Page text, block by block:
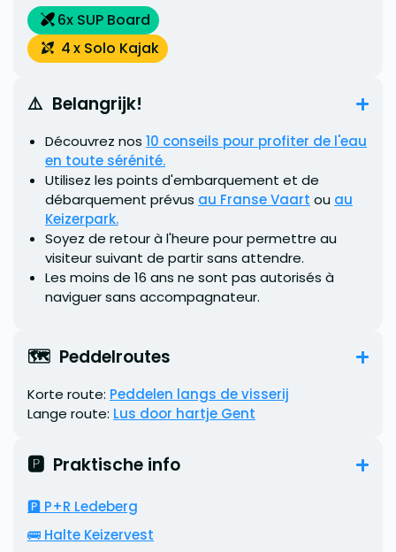
6x SUP Board
4x Solo Kajak
⚠️  Belangrijk!
Découvrez nos 10 conseils pour profiter de l'eau
en toute sérénité.
Utilisez les points d'embarquement et de
débarquement prévus au Franse Vaart ou au
Keizerpark.
Soyez de retour à l'heure pour permettre au
visiteur suivant de partir sans attendre.
Les moins de 16 ans ne sont pas autorisés à
naviguer sans accompagnateur.
🗺️  Peddelroutes
Korte route: Peddelen langs de visserij
Lange route: Lus door hartje Gent
🅿️  Praktische info
🅿️ P+R Ledeberg
🚌 Halte Keizervest